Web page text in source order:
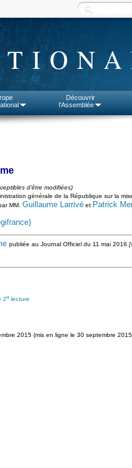
Découvrir
l'Assemblée
d'être modifiées)
générale de la République sur la
MM. Guillaume Larrivéet Patrick
publiée au Journal Officiel du 11 mai 2016
2electure
2015 (mis en ligne le 30 septembre